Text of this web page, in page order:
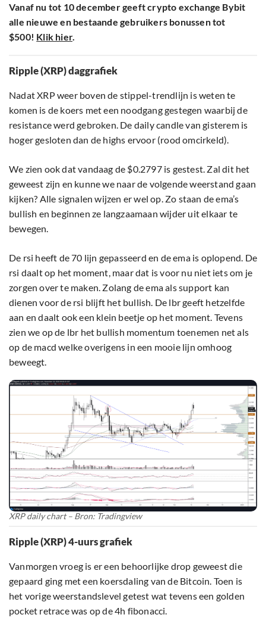
Vanaf nu tot 10 december geeft crypto exchange Bybit
alle nieuwe en bestaande gebruikers bonussen tot
$500! Klik hier.
Ripple (XRP) daggrafiek
Nadat XRP weer boven de stippel-trendlijn is weten te
komen is de koers met een noodgang gestegen waarbij de
resistance werd gebroken. De daily candle van gisterem is
hoger gesloten dan de highs ervoor (rood omcirkeld).
We zien ook dat vandaag de $0.2797 is gestest. Zal dit het
geweest zijn en kunne we naar de volgende weerstand gaan
kijken? Alle signalen wijzen er wel op. Zo staan de ema’s
bullish en beginnen ze langzaamaan wijder uit elkaar te
bewegen.
De rsi heeft de 70 lijn gepasseerd en de ema is oplopend. De
rsi daalt op het moment, maar dat is voor nu niet iets om je
zorgen over te maken. Zolang de ema als support kan
dienen voor de rsi blijft het bullish. De lbr geeft hetzelfde
aan en daalt ook een klein beetje op het moment. Tevens
zien we op de lbr het bullish momentum toenemen net als
op de macd welke overigens in een mooie lijn omhoog
beweegt.
XRP daily chart – Bron: Tradingview
Ripple (XRP) 4-uurs grafiek
Vanmorgen vroeg is er een behoorlijke drop geweest die
gepaard ging met een koersdaling van de Bitcoin. Toen is
het vorige weerstandslevel getest wat tevens een golden
pocket retrace was op de 4h fibonacci.